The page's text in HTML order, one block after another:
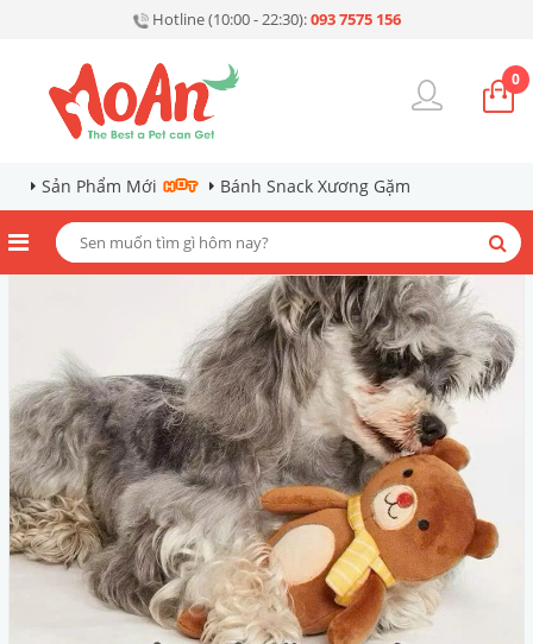
Hotline (10:00 - 22:30):093 7575 156
0
Sản Phẩm Mới Bánh Snack Xương Gặm